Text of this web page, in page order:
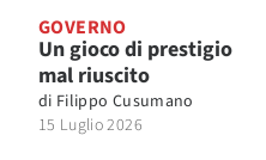
GOVERNO
Un gioco di prestigio
mal riuscito
di Filippo Cusumano
15 Luglio 2026